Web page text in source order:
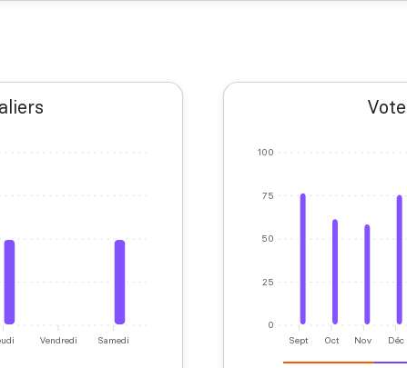
Vendredi Samedi
0
25
50
75
100
Sept Oct Nov Déc